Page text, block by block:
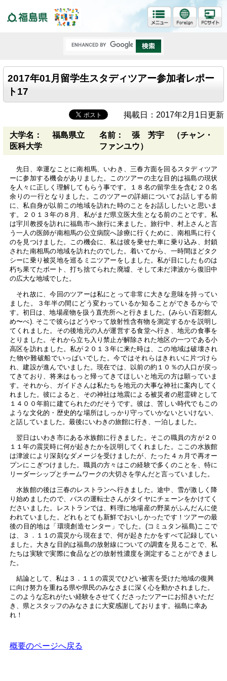
2017年01月留学生スタディツアー参加者レポー
ト17
掲載日：2017年2月1日更新
大学名： 福島県立
医科大学
名前： 張 芳宇 （チャン・
ファンユウ）
先日、幸運なことに南相馬、いわき、三春方面を回るスタディツア
ーに参加する機会がありました。このツアーの主な目的は福島の現状
を人々に正しく理解してもらう事です。１８名の留学生を含む２０名
余りの一行となりました。このツアーの詳細についてお話しする前
に、私自身が以前この地域を訪れた時のことをお話ししたいと思いま
す。２０１３年の８月、私がまだ県立医大生となる前のことです。私
は宇川教授を訪れに福島市へ旅行に来ました。旅行中、村上さんと言
う一人の医師が南相馬の公立病院へ診療に行くために、南相馬に行く
のを見つけました。この機会に、私は彼を乗せた車に乗り込み、封鎖
された南相馬の地域を訪れたのでした。着いてから、一時間ほどタク
シーに乗り被災地を巡るミニツアーをしました。私が目にしたものは
朽ち果てたボート、打ち捨てられた廃墟、そして未だ津波から復旧中
の広大な地域でした。
それ故に、今回のツアーは私にとって非常に大きな意味を持ってい
ました。３年半の間にどう変わっているか知ることができるからで
す。初日は、地場産物を扱う直売所へと行きました。(みらい百彩館ん
め〜べ). そこで彼らはどうやって放射性含有物を測定するかを説明し
てくれました。その後地元の人が運営する食堂へ行き、地元の食事を
とりました。それから立ち入り禁止が解除された地区の一つである小
高区を訪れました。私が２０１３年に来た時は、この地域は破壊され
た物や難破船でいっぱいでした。今ではそれらはきれいに片づけら
れ、建設が進んでいました。現在では、以前の約１０％の人口が戻っ
てきており、将来はもっと帰ってきてほしいと地元の方は願っていま
す。それから、ガイドさんは私たちを地元の大事な神社に案内してく
れました。彼によると、その神社は地震による被災者の慰霊碑として
１４００年前に建てられたのだそうです。彼は、苦しい時代でもこの
ような文化的・歴史的な場所はしっかり守っていかないといけない、
と話していました。最後にいわきの旅館に行き、一泊しました。
翌日はいわき市にある水族館に行きました。そこの職員の方が２０
１１年の震災時に何が起きたかを説明してくれました。ここの水族館
は津波により深刻なダメージを受けましたが、たった４ヵ月で再オー
プンにこぎつけました。職員の方々はこの経験で多くのことを、特に
リーダーシップとチームワークの大切さを学んだと言っていました。
水族館の後は三春のレストランへ行きました。途中、雪が激しく降
り始めましたので、バスの運転士さんがタイヤにチェーンをかけてく
ださいました。レストランでは、料理に地場産の野菜がふんだんに使
われていました。どれもとても新鮮でおいしかったです！ツアーの最
後の目的地は「環境創造センター」でした。(コミュタン福島)ここで
は、３．１１の震災から現在まで、何が起きたかをすべて記録してい
ました。大きな目的は福島の放射線についての調査を見ることで、私
たちは実験で実際に食品などの放射性濃度を測定することができまし
た。
結論として、私は３．１１の震災でひどい被害を受けた地域の復興
に向け努力を重ねる県や県民のみなさまに深く心を動かされました。
このような忘れがたい経験をさせてくださったツアーにお招きいただ
き、県とスタッフのみなさまに大変感謝しております。福島に幸あ
れ！
概要のページへ戻る